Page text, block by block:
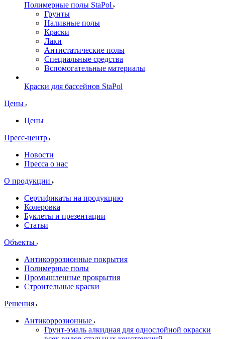
Полимерные полы StaPol
Грунты
Наливные полы
Краски
Лаки
Антистатические полы
Специальные средства
Вспомогательные материалы
Краски для бассейнов StaPol
Цены
Цены
Пресс-центр
Новости
Пресса о нас
О продукции
Сертификаты на продукцию
Колеровка
Буклеты и презентации
Статьи
Объекты
Антикоррозионные покрытия
Полимерные полы
Промышленные прокрытия
Строительные краски
Решения
Антикоррозионные
Грунт-эмаль алкидная для однослойной окраски